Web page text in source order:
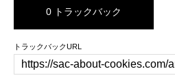
0 トラックバック
トラックバックURL